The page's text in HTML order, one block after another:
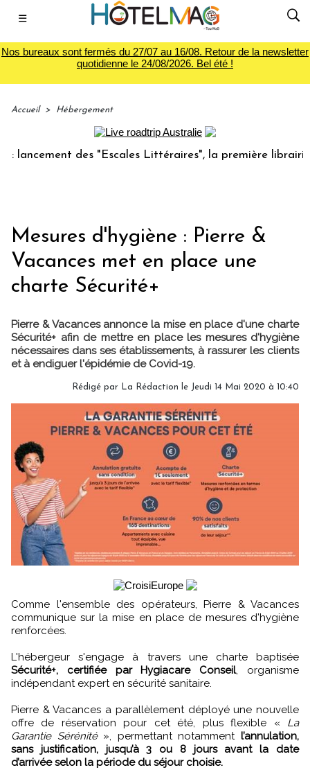
☰
Nos bureaux sont fermés du 27/07 au 16/08. Retour de la newsletter
quotidienne le 24/08/2026. Bel été !
Accueil > Hébergement
des "Escales Littéraires", la première librairie du
Mesures d'hygiène : Pierre &
Vacances met en place une
charte Sécurité+
Pierre & Vacances annonce la mise en place d'une charte
Sécurité+ afin de mettre en place les mesures d'hygiène
nécessaires dans ses établissements, à rassurer les clients
et à endiguer l'épidémie de Covid-19.
Rédigé par La Rédaction le Jeudi 14 Mai 2020 à 10:40
Comme l'ensemble des opérateurs, Pierre & Vacances
communique sur la mise en place de mesures d'hygiène
renforcées.
L'hébergeur s'engage à travers une charte baptisée
Sécurité+, certifiée par Hygiacare Conseil, organisme
indépendant expert en sécurité sanitaire.
Pierre & Vacances a parallèlement déployé une nouvelle
offre de réservation pour cet été, plus flexible « La
Garantie Sérénité», permettant notammentl’annulation,
sans justification, jusqu’à 3 ou 8 jours avant la date
d’arrivée selon la période du séjour choisie.